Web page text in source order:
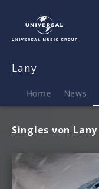
Lany
Home News
Singles von Lany